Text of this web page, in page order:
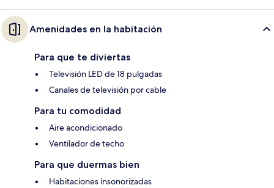
Amenidades en la habitación
Para que te diviertas
Televisión LED de 18 pulgadas
Canales de televisión por cable
Para tu comodidad
Aire acondicionado
Ventilador de techo
Para que duermas bien
Habitaciones insonorizadas